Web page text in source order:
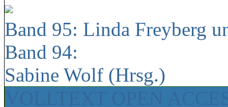
Band 95: Linda Freyberg
Band 94:
Sabine Wolf (Hrsg.)